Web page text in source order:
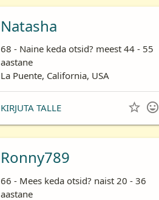
Natasha
68 - Naine keda otsid? meest 44 - 55
aastane
La Puente, California, USA
KIRJUTA TALLE  
Ronny789
66 - Mees keda otsid? naist 20 - 36
aastane